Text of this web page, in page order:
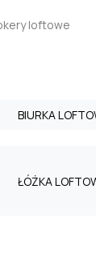
loftowe
BIURKA
ŁÓŻKA